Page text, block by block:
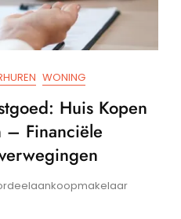
WONING
Huis Kopen
– Financiële